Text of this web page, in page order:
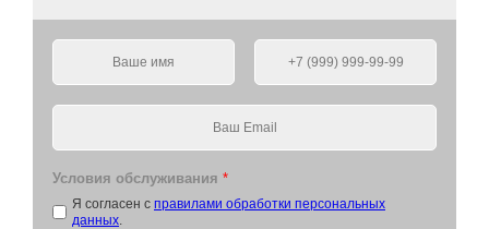
Условия обслуживания *
Я согласен с правилами обработки персональных
данных